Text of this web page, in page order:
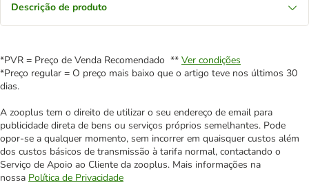
Descrição de produto
*PVR = Preço de Venda Recomendado ** Ver condições
*Preço regular = O preço mais baixo que o artigo teve nos últimos 30
dias.
A zooplus tem o direito de utilizar o seu endereço de email para
publicidade direta de bens ou serviços próprios semelhantes. Pode
opor-se a qualquer momento, sem incorrer em quaisquer custos além
dos custos básicos de transmissão à tarifa normal, contactando o
Serviço de Apoio ao Cliente da zooplus. Mais informações na
nossa Política de Privacidade